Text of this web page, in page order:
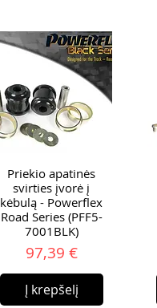
Priekio apatinės
svirties įvorė į
kėbulą - Powerflex
Road Series (PFF5-
7001BLK)
Kaina
97,39 €
Į krepšelį